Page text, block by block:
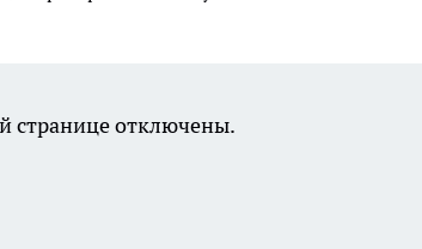
странице отключены.